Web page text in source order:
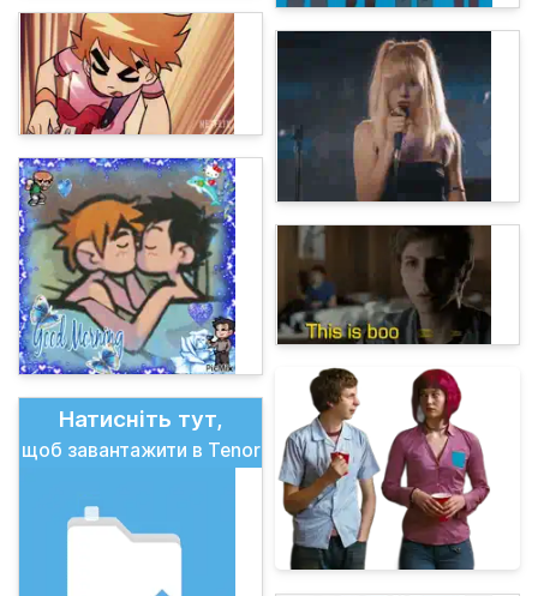
Натисніть тут,
щоб завантажити в Tenor